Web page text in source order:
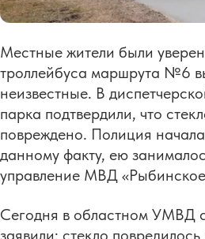
Местные жители были
троллейбуса маршрута №6
неизвестные. В
парка подтвердили, что
повреждено. Полиция
данному факту, ею
управление МВД
Сегодня в областном УМВД
заявили: стекло